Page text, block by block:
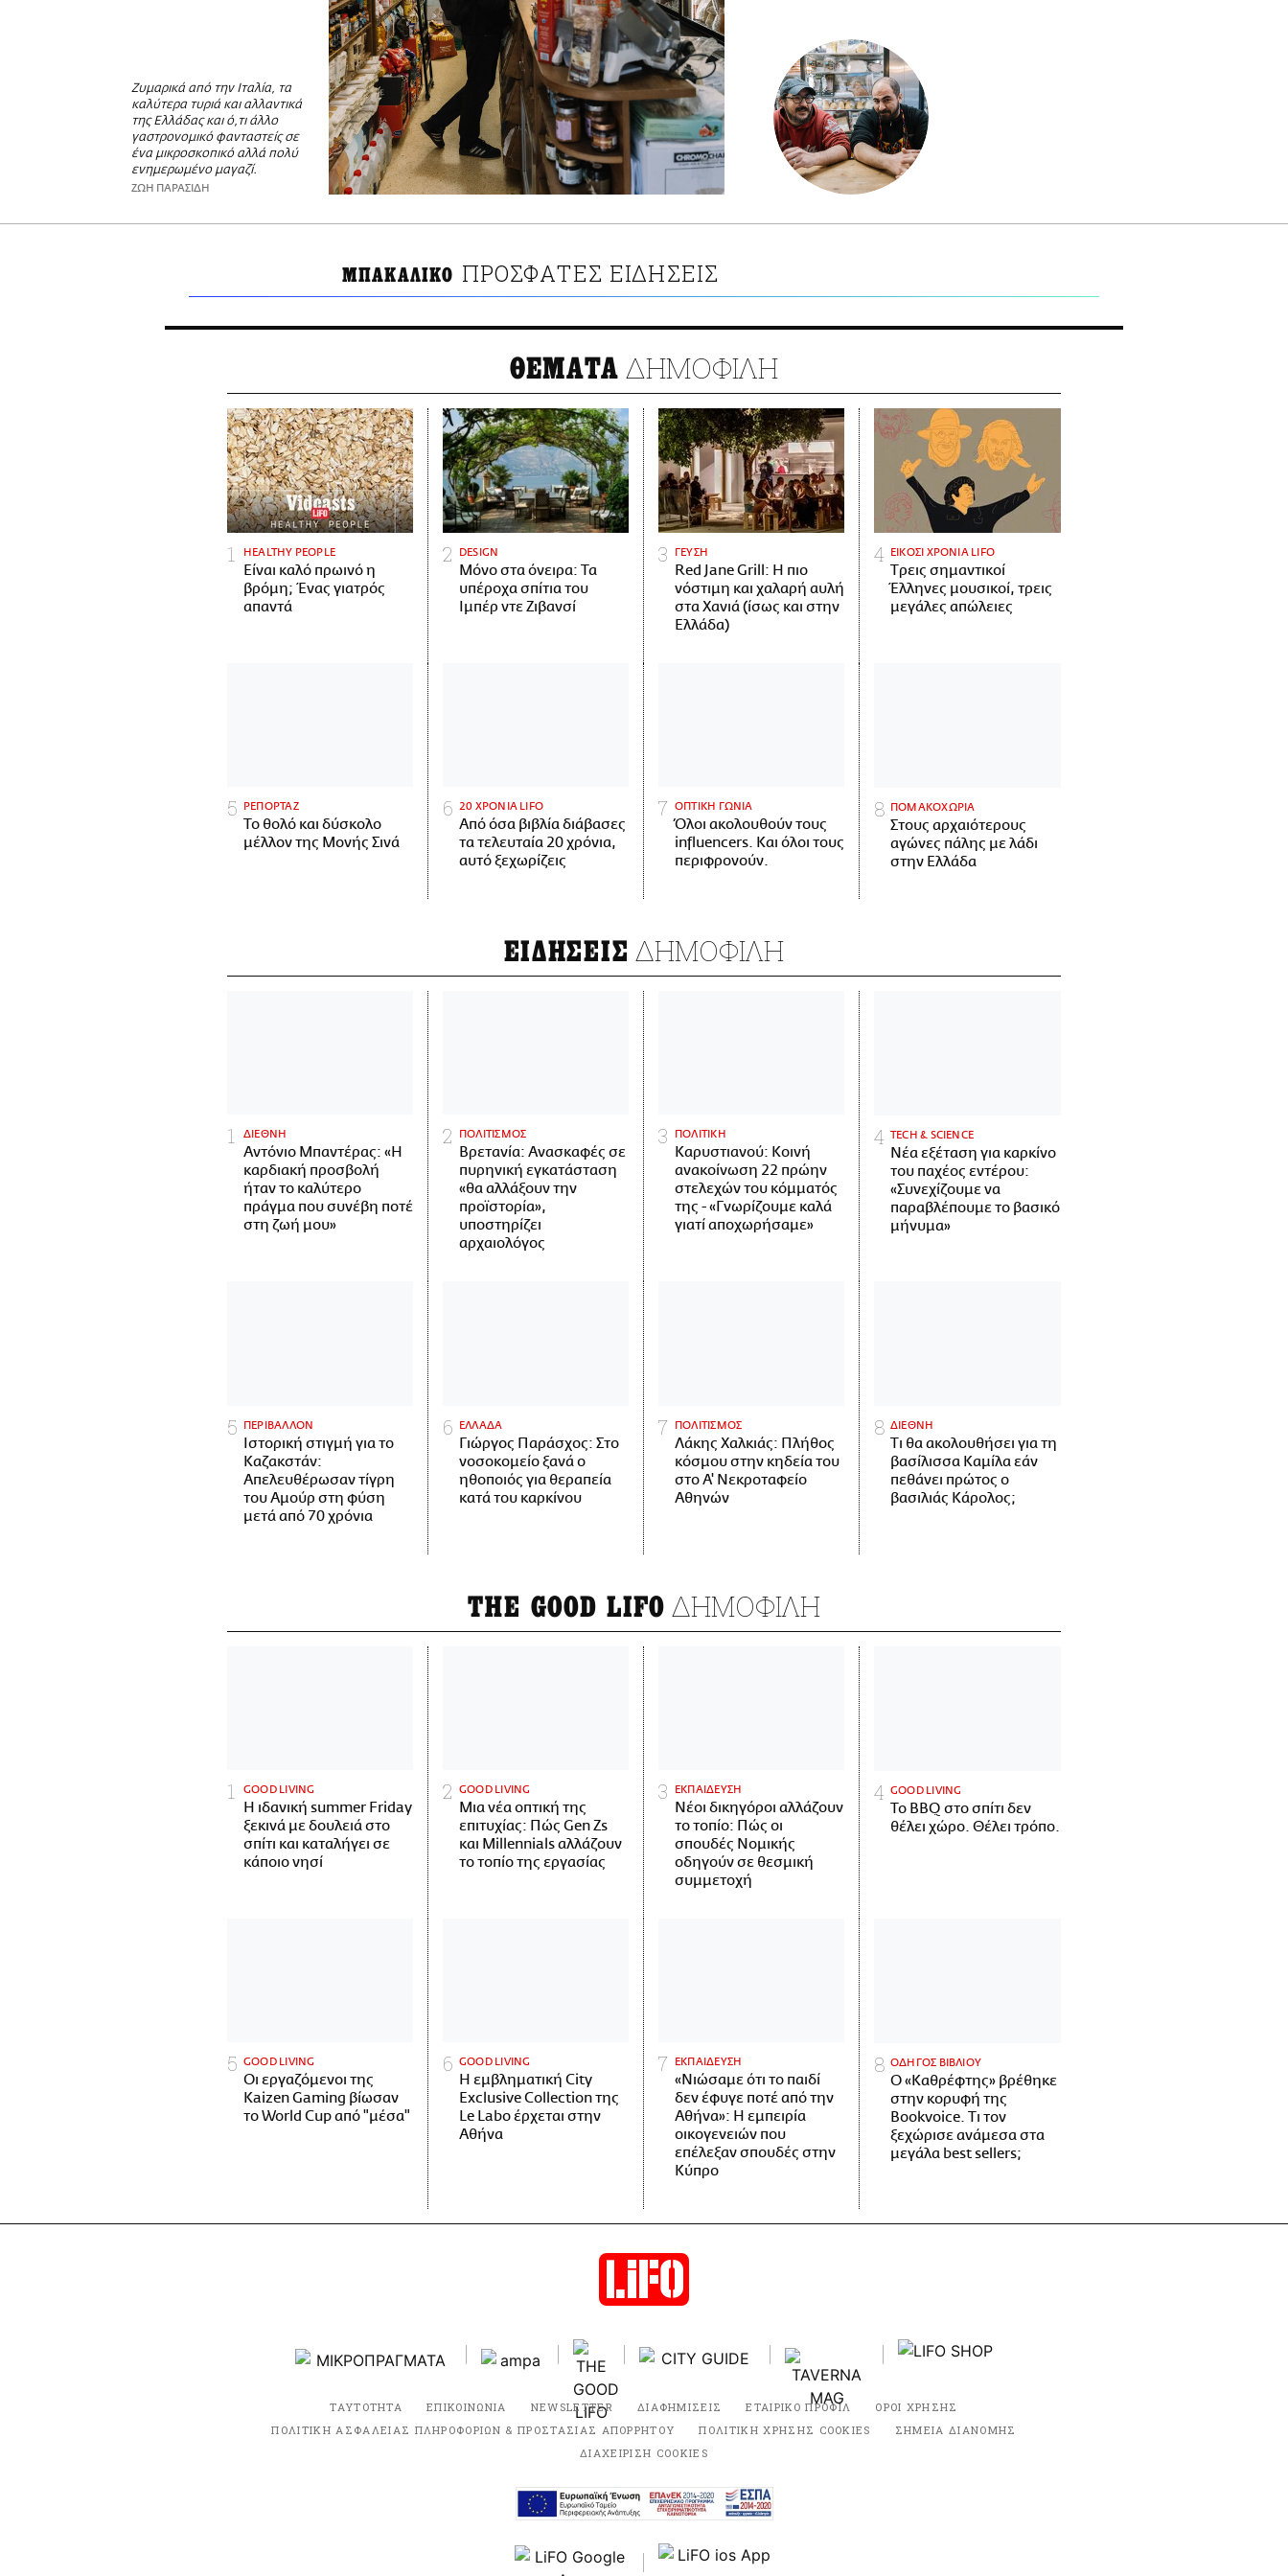
Ζυμαρικά από την Ιταλία, τα
καλύτερα τυριά και αλλαντικά
της Ελλάδας και ό,τι άλλο
γαστρονομικό φανταστείς σε
ένα μικροσκοπικό αλλά πολύ
ενημερωμένο μαγαζί.
ΖΩΗ ΠΑΡΑΣΙΔΗ
ΜΠΑΚΑΛΙΚΟ ΠΡΟΣΦΑΤΕΣ ΕΙΔΗΣΕΙΣ
ΘΕΜΑΤΑ ΔΗΜΟΦΙΛΗ
HEALTHY PEOPLE
Είναι καλό πρωινό η
βρόμη; Ένας γιατρός
απαντά
DESIGN
Μόνο στα όνειρα: Τα
υπέροχα σπίτια του
Ιμπέρ ντε Ζιβανσί
ΓΕΥΣΗ
Red Jane Grill: Η πιο
νόστιμη και χαλαρή αυλή
στα Χανιά (ίσως και στην
Ελλάδα)
ΕΙΚΟΣΙ ΧΡΟΝΙΑ LIFO
Tρεις σημαντικοί
Έλληνες μουσικοί, τρεις
μεγάλες απώλειες
ΡΕΠΟΡΤΑΖ
Το θολό και δύσκολο
μέλλον της Μονής Σινά
20 ΧΡΟΝΙΑ LIFO
Από όσα βιβλία διάβασες
τα τελευταία 20 χρόνια,
αυτό ξεχωρίζεις
ΟΠΤΙΚΗ ΓΩΝΙΑ
Όλοι ακολουθούν τους
influencers. Και όλοι τους
περιφρονούν.
ΠΟΜΑΚΟΧΩΡΙΑ
Στους αρχαιότερους
αγώνες πάλης με λάδι
στην Ελλάδα
ΕΙΔΗΣΕΙΣ ΔΗΜΟΦΙΛΗ
ΔΙΕΘΝΗ
Αντόνιο Μπαντέρας: «Η
καρδιακή προσβολή
ήταν το καλύτερο
πράγμα που συνέβη ποτέ
στη ζωή μου»
ΠΟΛΙΤΙΣΜΟΣ
Βρετανία: Ανασκαφές σε
πυρηνική εγκατάσταση
«θα αλλάξουν την
προϊστορία»,
υποστηρίζει
αρχαιολόγος
ΠΟΛΙΤΙΚΗ
Καρυστιανού: Κοινή
ανακοίνωση 22 πρώην
στελεχών του κόμματός
της - «Γνωρίζουμε καλά
γιατί αποχωρήσαμε»
ΤECH & SCIENCE
Νέα εξέταση για καρκίνο
του παχέος εντέρου:
«Συνεχίζουμε να
παραβλέπουμε το βασικό
μήνυμα»
ΠΕΡΙΒΑΛΛΟΝ
Ιστορική στιγμή για το
Καζακστάν:
Απελευθέρωσαν τίγρη
του Αμούρ στη φύση
μετά από 70 χρόνια
ΕΛΛΑΔΑ
Γιώργος Παράσχος: Στο
νοσοκομείο ξανά ο
ηθοποιός για θεραπεία
κατά του καρκίνου
ΠΟΛΙΤΙΣΜΟΣ
Λάκης Χαλκιάς: Πλήθος
κόσμου στην κηδεία του
στο Α' Νεκροταφείο
Αθηνών
ΔΙΕΘΝΗ
Τι θα ακολουθήσει για τη
βασίλισσα Καμίλα εάν
πεθάνει πρώτος ο
βασιλιάς Κάρολος;
THE GOOD LIFO ΔΗΜΟΦΙΛΗ
GOOD LIVING
Η ιδανική summer Friday
ξεκινά με δουλειά στο
σπίτι και καταλήγει σε
κάποιο νησί
GOOD LIVING
Μια νέα οπτική της
επιτυχίας: Πώς Gen Zs
και Millennials αλλάζουν
το τοπίο της εργασίας
ΕΚΠΑΙΔΕΥΣΗ
Νέοι δικηγόροι αλλάζουν
το τοπίο: Πώς οι
σπουδές Νομικής
οδηγούν σε θεσμική
συμμετοχή
GOOD LIVING
Το BBQ στο σπίτι δεν
θέλει χώρο. Θέλει τρόπο.
GOOD LIVING
Οι εργαζόμενοι της
Kaizen Gaming βίωσαν
το World Cup από "μέσα"
GOOD LIVING
Η εμβληματική City
Exclusive Collection της
Le Labo έρχεται στην
Αθήνα
ΕΚΠΑΙΔΕΥΣΗ
«Νιώσαμε ότι το παιδί
δεν έφυγε ποτέ από την
Αθήνα»: Η εμπειρία
οικογενειών που
επέλεξαν σπουδές στην
Κύπρο
ΟΔΗΓΟΣ ΒΙΒΛΙΟΥ
Ο «Καθρέφτης» βρέθηκε
στην κορυφή της
Bookvoice. Τι τον
ξεχώρισε ανάμεσα στα
μεγάλα best sellers;
ΤΑΥΤΟΤΗΤΑ ΕΠΙΚΟΙΝΩΝΙΑ NEWSLETTER ΔΙΑΦΗΜΙΣΕΙΣ ΕΤΑΙΡΙΚΟ ΠΡΟΦΙΛ
ΟΡΟΙ ΧΡΗΣΗΣ
ΠΟΛΙΤΙΚΗ ΑΣΦΑΛΕΙΑΣ ΠΛΗΡΟΦΟΡΙΩΝ & ΠΡΟΣΤΑΣΙΑΣ ΑΠΟΡΡΗΤΟΥ
ΠΟΛΙΤΙΚΗ ΧΡΗΣΗΣ COOKIES
ΣΗΜΕΙΑ ΔΙΑΝΟΜΗΣ
ΔΙΑΧΕΙΡΙΣΗ COOKIES